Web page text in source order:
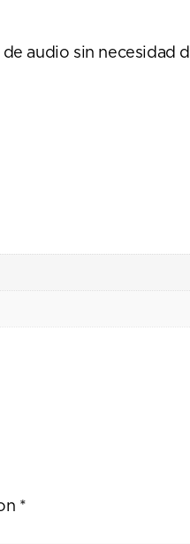
audio sin necesidad
*